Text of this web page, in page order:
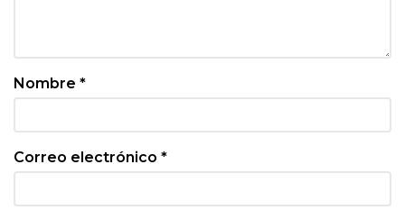
Nombre *
Correo electrónico *